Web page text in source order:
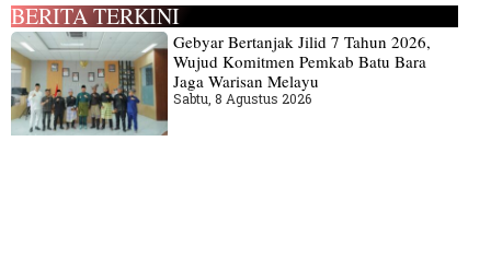
BERITA TERKINI
Gebyar Bertanjak Jilid 7 Tahun 2026,
Wujud Komitmen Pemkab Batu Bara
Jaga Warisan Melayu
Sabtu, 8 Agustus 2026